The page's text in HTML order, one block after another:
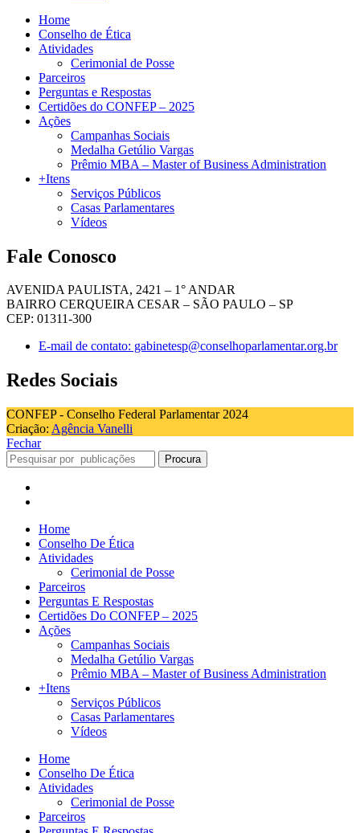
Home
Conselho de Ética
Atividades
Cerimonial de Posse
Parceiros
Perguntas e Respostas
Certidões do CONFEP – 2025
Ações
Campanhas Sociais
Medalha Getúlio Vargas
Prêmio MBA – Master of Business Administration
+Itens
Serviços Públicos
Casas Parlamentares
Vídeos
Fale Conosco
AVENIDA PAULISTA, 2421 – 1° ANDAR
BAIRRO CERQUEIRA CESAR – SÃO PAULO – SP
CEP: 01311-300
E-mail de contato: gabinetesp@conselhoparlamentar.org.br
Redes Sociais
CONFEP - Conselho Federal Parlamentar 2024
Criação: Agência Vanelli
Fechar
Procura
Home
Conselho De Ética
Atividades
Cerimonial de Posse
Parceiros
Perguntas E Respostas
Certidões Do CONFEP – 2025
Ações
Campanhas Sociais
Medalha Getúlio Vargas
Prêmio MBA – Master of Business Administration
+Itens
Serviços Públicos
Casas Parlamentares
Vídeos
Home
Conselho De Ética
Atividades
Cerimonial de Posse
Parceiros